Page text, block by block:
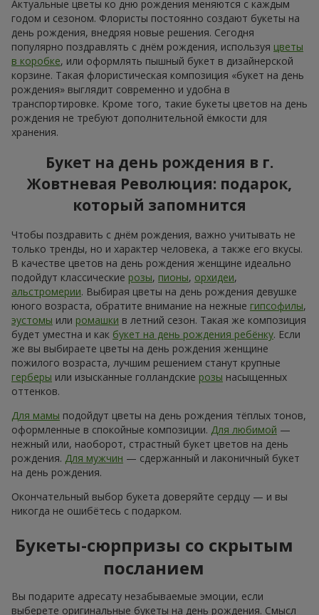
Актуальные цветы ко дню рождения меняются с каждым
годом и сезоном. Флористы постоянно создают букеты на
день рождения, внедряя новые решения. Сегодня
популярно поздравлять с днём рождения, используя цветы
в коробке, или оформлять пышный букет в дизайнерской
корзине. Такая флористическая композиция «букет на день
рождения» выглядит современно и удобна в
транспортировке. Кроме того, такие букеты цветов на день
рождения не требуют дополнительной ёмкости для
хранения.
Букет на день рождения в г.
Жовтневая Революция: подарок,
который запомнится
Чтобы поздравить с днём рождения, важно учитывать не
только тренды, но и характер человека, а также его вкусы.
В качестве цветов на день рождения женщине идеально
подойдут классические розы, пионы, орхидеи,
альстромерии. Выбирая цветы на день рождения девушке
юного возраста, обратите внимание на нежные гипсофилы,
эустомы или ромашки в летний сезон. Такая же композиция
будет уместна и как букет на день рождения ребёнку. Если
же вы выбираете цветы на день рождения женщине
пожилого возраста, лучшим решением станут крупные
герберы или изысканные голландские розы насыщенных
оттенков.
Для мамы подойдут цветы на день рождения тёплых тонов,
оформленные в спокойные композиции. Для любимой —
нежный или, наоборот, страстный букет цветов на день
рождения. Для мужчин — сдержанный и лаконичный букет
на день рождения.
Окончательный выбор букета доверяйте сердцу — и вы
никогда не ошибётесь с подарком.
Букеты-сюрпризы со скрытым
посланием
Вы подарите адресату незабываемые эмоции, если
выберете оригинальные букеты на день рождения. Смысл